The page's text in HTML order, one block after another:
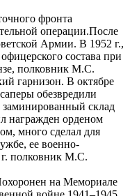
фронта
операции.После
Армии. В 1952 г.,
состава при
полковник М.С.
гарнизон. В октябре
обезвредили
заминированный склад
награжден орденом
много сделал для
ее военно-
г. полковник М.С.
на Мемориале